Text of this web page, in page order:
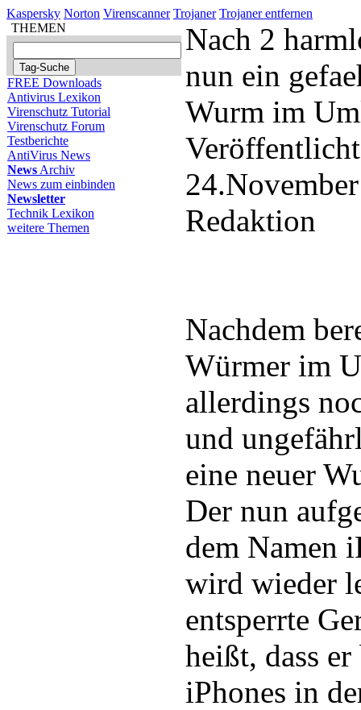
Kaspersky Norton Virenscanner Trojaner Trojaner entfernen
THEMEN
FREE Downloads
Antivirus Lexikon
Virenschutz Tutorial
Virenschutz Forum
Testberichte
AntiVirus News
News Archiv
News zum einbinden
Newsletter
Technik Lexikon
weitere Themen
Nach 2
nun ein
Wurm im
Redaktion
Nachdem
Würmer im
allerdings
und
eine neuer
Der nun
dem Namen
wird wieder
entsperrte
heißt, dass
iPhones in